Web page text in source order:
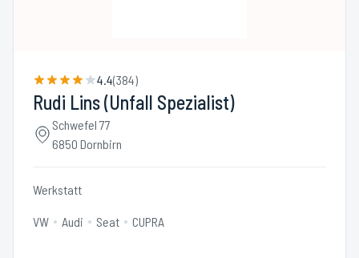
4.4(384)
Rudi Lins (Unfall Spezialist)
Schwefel 77
6850 Dornbirn
Werkstatt
VW Audi Seat CUPRA